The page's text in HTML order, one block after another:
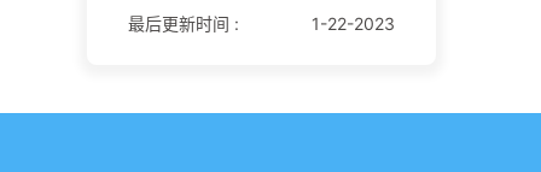
最后更新时间 :
1-22-2023